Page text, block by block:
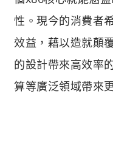
性。現今的消費者
效益，藉以造就顛
的設計帶來高效率
算等廣泛領域帶來